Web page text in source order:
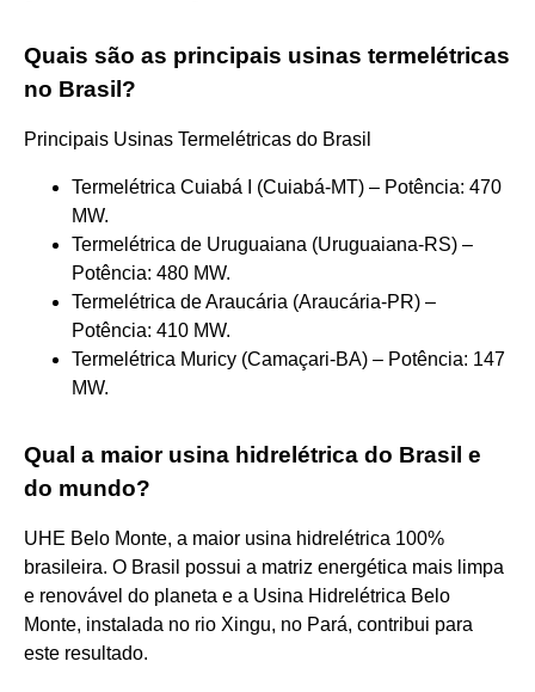
Quais são as principais usinas termelétricas
no Brasil?
Principais Usinas Termelétricas do Brasil
Termelétrica Cuiabá I (Cuiabá-MT) – Potência: 470
MW.
Termelétrica de Uruguaiana (Uruguaiana-RS) –
Potência: 480 MW.
Termelétrica de Araucária (Araucária-PR) –
Potência: 410 MW.
Termelétrica Muricy (Camaçari-BA) – Potência: 147
MW.
Qual a maior usina hidrelétrica do Brasil e
do mundo?
UHE Belo Monte, a maior usina hidrelétrica 100%
brasileira. O Brasil possui a matriz energética mais limpa
e renovável do planeta e a Usina Hidrelétrica Belo
Monte, instalada no rio Xingu, no Pará, contribui para
este resultado.